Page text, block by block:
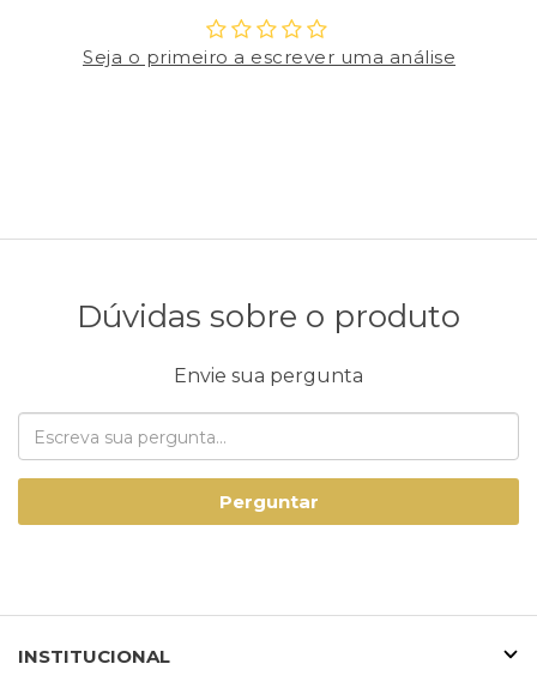
Seja o primeiro a escrever uma análise
Dúvidas sobre o produto
Envie sua pergunta
Perguntar
INSTITUCIONAL